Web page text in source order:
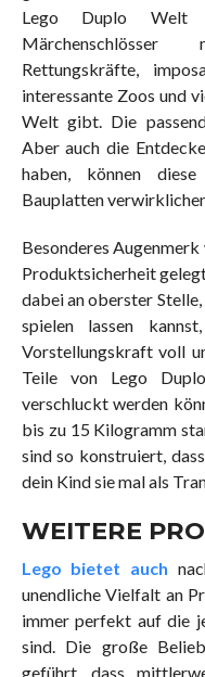
Lego Duplo Welt
Rettungskräfte,
interessante Zoos und
Welt gibt. Die
Aber auch die
haben, können
Bauplatten
Besonderes
Produktsicherheit
dabei an oberster
spielen lassen
Vorstellungskraft voll
Teile von Lego
verschluckt werden
bis zu 15 Kilogramm
sind so konstruiert,
dein Kind sie mal als
WEITERE
Lego bietet auch
unendliche Vielfalt an
immer perfekt auf die
sind. Die große
geführt, dass